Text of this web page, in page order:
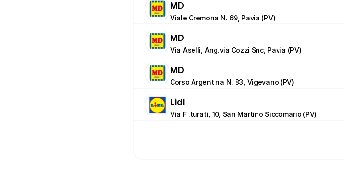
MD
Viale Cremona N. 69, Pavia (PV)
MD
Via Aselli, Ang.via Cozzi Snc, Pavia (PV)
MD
Corso Argentina N. 83, Vigevano (PV)
Lidl
Via F .turati, 10, San Martino Siccomario (PV)